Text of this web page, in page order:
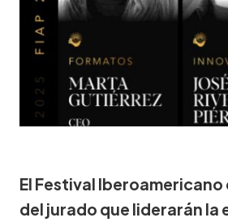
El Festival
del jurado que liderarán la